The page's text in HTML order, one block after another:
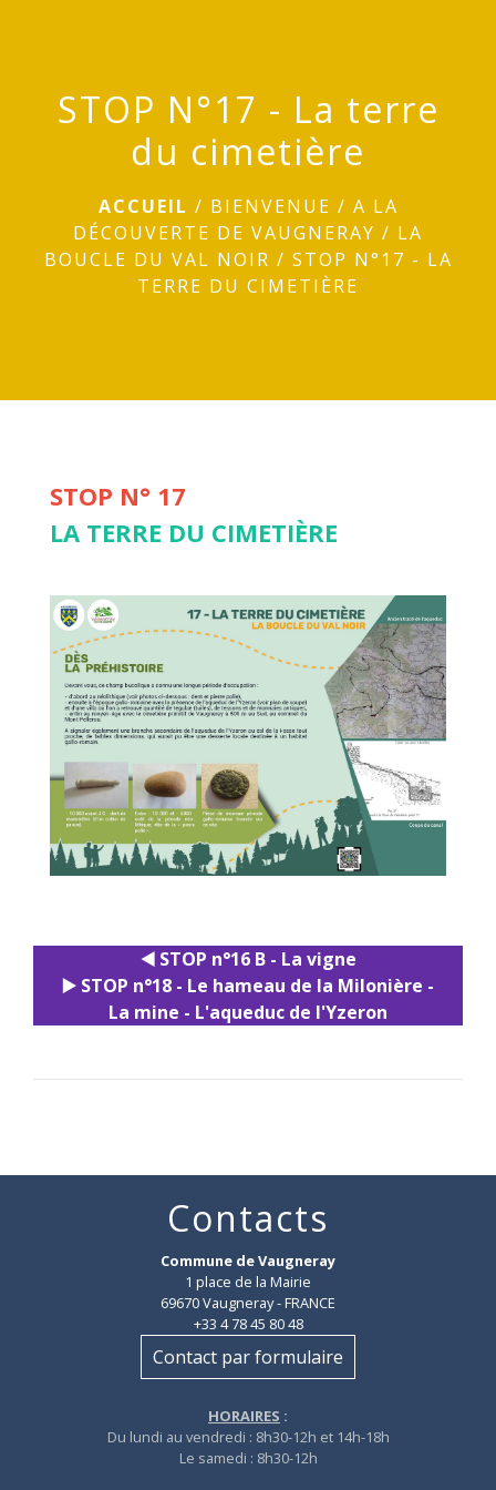
STOP N°17 - La terre
du cimetière
ACCUEIL / BIENVENUE / A LA
DÉCOUVERTE DE VAUGNERAY / LA
BOUCLE DU VAL NOIR / STOP N°17 - LA
TERRE DU CIMETIÈRE
STOP N° 17
LA TERRE DU CIMETIÈRE
◀️ STOP n°16 B - La vigne
▶️ STOP n°18 - Le hameau de la Milonière -
La mine - L'aqueduc de l'Yzeron
Contacts
Commune de Vaugneray
1 place de la Mairie
69670 Vaugneray - FRANCE
+33 4 78 45 80 48
Contact par formulaire
HORAIRES :
Du lundi au vendredi : 8h30-12h et 14h-18h
Le samedi : 8h30-12h